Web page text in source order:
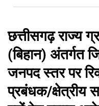
छत्तीसगढ़ राज्य
(बिहान) अंतर्गत
जनपद स्तर पर
प्रबंधक/क्षेत्रीय